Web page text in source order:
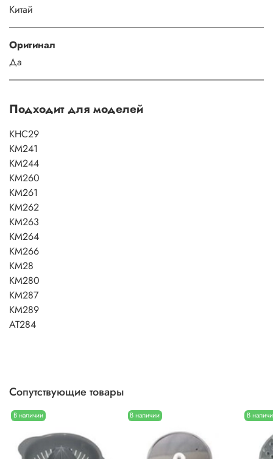
Китай
Оригинал
Да
Подходит для моделей
KHC29
KM241
KM244
KM260
KM261
KM262
KM263
KM264
KM266
KM28
KM280
KM287
KM289
AT284
Сопутствующие товары
В наличии В наличии В